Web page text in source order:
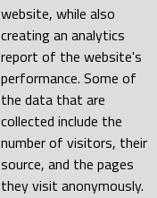
website, while also
creating an analytics
report of the website's
performance. Some of
the data that are
collected include the
number of visitors, their
source, and the pages
they visit anonymously.